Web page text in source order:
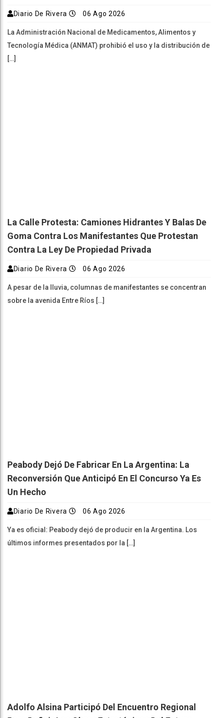
Diario De Rivera 06 Ago 2026
La Administración Nacional de Medicamentos, Alimentos y
Tecnología Médica (ANMAT) prohibió el uso y la distribución de
[…]
La Calle Protesta: Camiones Hidrantes Y Balas De
Goma Contra Los Manifestantes Que Protestan
Contra La Ley De Propiedad Privada
Diario De Rivera 06 Ago 2026
A pesar de la lluvia, columnas de manifestantes se concentran
sobre la avenida Entre Ríos […]
Peabody Dejó De Fabricar En La Argentina: La
Reconversión Que Anticipó En El Concurso Ya Es
Un Hecho
Diario De Rivera 06 Ago 2026
Ya es oficial: Peabody dejó de producir en la Argentina. Los
últimos informes presentados por la […]
Adolfo Alsina Participó Del Encuentro Regional